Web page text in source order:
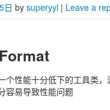
日 by superyyl | Leave a
个性能十分低下的工具类，
容易导致性能问题